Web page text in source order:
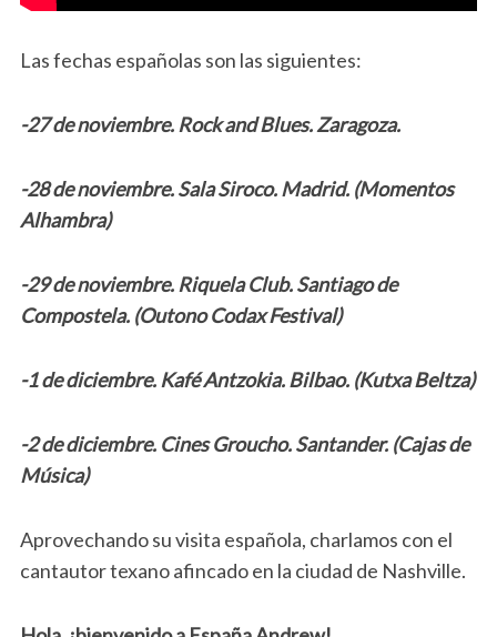
Las fechas españolas son las siguientes:
-27 de noviembre. Rock and Blues. Zaragoza.
-28 de noviembre. Sala Siroco. Madrid. (Momentos
Alhambra)
-29 de noviembre. Riquela Club. Santiago de
Compostela. (Outono Codax Festival)
-1 de diciembre. Kafé Antzokia. Bilbao. (Kutxa Beltza)
-2 de diciembre. Cines Groucho. Santander. (Cajas de
Música)
Aprovechando su visita española, charlamos con el
cantautor texano afincado en la ciudad de Nashville.